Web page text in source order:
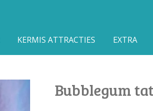
KERMIS ATTRACTIES EXTRA
Bubblegum